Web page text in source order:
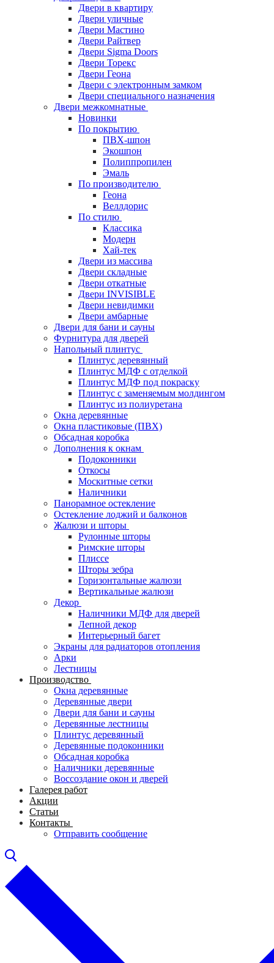
Двери в квартиру
Двери уличные
Двери Мастино
Двери Райтвер
Двери Sigma Doors
Двери Торекс
Двери Геона
Двери с электронным замком
Двери специального назначения
Двери межкомнатные
Новинки
По покрытию
ПВХ-шпон
Экошпон
Полиппропилен
Эмаль
По производителю
Геона
Веллдорис
По стилю
Классика
Модерн
Хай-тек
Двери из массива
Двери складные
Двери откатные
Двери INVISIBLE
Двери невидимки
Двери амбарные
Двери для бани и сауны
Фурнитура для дверей
Напольный плинтус
Плинтус деревянный
Плинтус МДФ с отделкой
Плинтус МДФ под покраску
Плинтус с заменяемым молдингом
Плинтус из полиуретана
Окна деревянные
Окна пластиковые (ПВХ)
Обсадная коробка
Дополнения к окнам
Подоконники
Откосы
Москитные сетки
Наличники
Панорамное остекление
Остекление лоджий и балконов
Жалюзи и шторы
Рулонные шторы
Римские шторы
Плиссе
Шторы зебра
Горизонтальные жалюзи
Вертикальные жалюзи
Декор
Наличники МДФ для дверей
Лепной декор
Интерьерный багет
Экраны для радиаторов отопления
Арки
Лестницы
Производство
Окна деревянные
Деревянные двери
Двери для бани и сауны
Деревянные лестницы
Плинтус деревянный
Деревянные подоконники
Обсадная коробка
Наличники деревянные
Воссоздание окон и дверей
Галерея работ
Акции
Статьи
Контакты
Отправить сообщение